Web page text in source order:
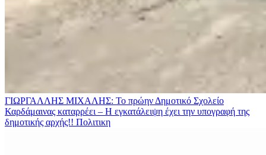
ΓΙΩΡΓΑΛΛΗΣ ΜΙΧΑΛΗΣ: Το πρώην Δημοτικό Σχολείο
Καρδάμαινας καταρρέει – Η εγκατάλειψη έχει την υπογραφή της
δημοτικής αρχής!! Πολιτικη